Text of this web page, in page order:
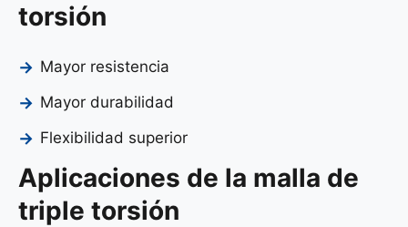
torsión
Mayor resistencia
Mayor durabilidad
Flexibilidad superior
Aplicaciones de la malla de
triple torsión